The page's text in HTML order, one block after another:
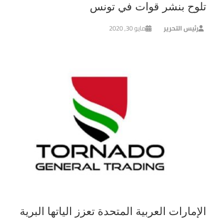
تلوح بنشر قوات في تونس
رئيس التحرير مايو 30, 2020
الإمارات العربية المتحدة تعزز الياتها البرية